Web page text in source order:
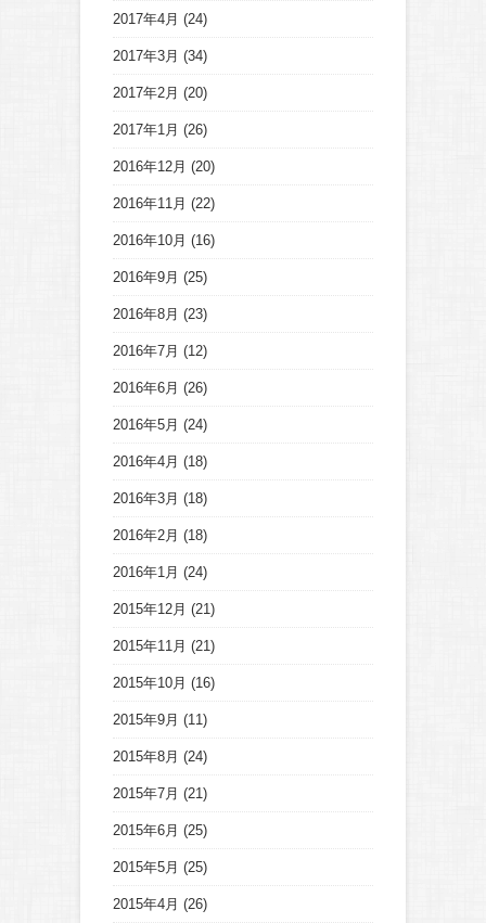
2017年4月 (24)
2017年3月 (34)
2017年2月 (20)
2017年1月 (26)
2016年12月 (20)
2016年11月 (22)
2016年10月 (16)
2016年9月 (25)
2016年8月 (23)
2016年7月 (12)
2016年6月 (26)
2016年5月 (24)
2016年4月 (18)
2016年3月 (18)
2016年2月 (18)
2016年1月 (24)
2015年12月 (21)
2015年11月 (21)
2015年10月 (16)
2015年9月 (11)
2015年8月 (24)
2015年7月 (21)
2015年6月 (25)
2015年5月 (25)
2015年4月 (26)